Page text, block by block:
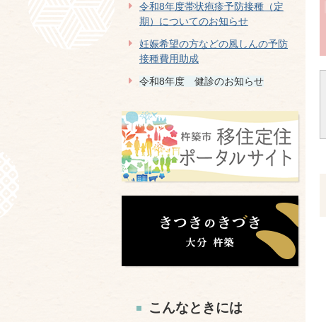
令和8年度帯状疱疹予防接種（定
期）についてのお知らせ
妊娠希望の方などの風しんの予防
接種費用助成
令和8年度 健診のお知らせ
こんなときには